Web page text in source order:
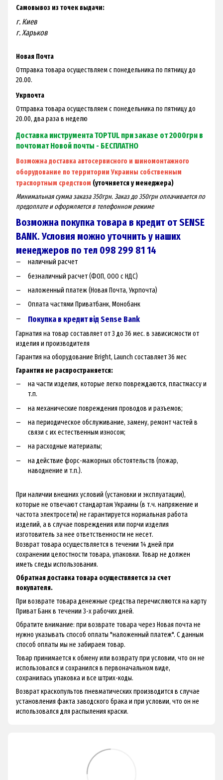
Самовывоз из точек выдачи:
г. Киев
г. Харьков
Новая Почта
Отправка товара осуществляем с понедельника по пятницу до
20.00.
Укрпочта
Отправка товара осуществляем с понедельника по пятницу до
20.00, два раза в неделю
Доставка инструмента TOPTUL при заказе от 2000грн в
почтомат Новой почты - БЕСПЛАТНО
Возможна доставка автосервисного и шиномонтажного
оборудование по территории Украины собственным
траспортным средством (уточняется у менеджера)
Минимальная сумма заказа 350грн. Заказ до 350грн оплачивается по
предоплате и оформляется в телефонном режиме
Возможна покупка товара в кредит от SENSE
BANK. Условия можно уточнить у наших
менеджеров по тел 098 299 81 14
наличный расчет
безналичный расчет (ФОП, ООО с НДС)
наложенный платеж (Новая Почта, Укрпочта)
Оплата частями Приватбанк, Монобанк
Покупка в кредит від Sense Bank
Гарнатия на товар составляет от 3 до 36 мес. в зависисмости от
изделия и производителя
Гарантия на оборудование Bright, Launch составляет 36 мес
Гарантия не распространяется:
на части изделия, которые легко повреждаются, пластмассу и
т.п.
на механические повреждения проводов и разъемов;
на периодическое обслуживание, замену, ремонт частей в
связи с их естественным износом;
на расходные материалы;
на действие форс-мажорных обстоятельств (пожар,
наводнение и т.п.).
При наличии внешних условий (установки и эксплуатации),
которые не отвечают стандартам Украины (в т.ч. напряжение и
частота электросети) не гарантируется нормальная работа
изделий, а в случае повреждения или порчи изделия
изготовитель за нее ответственности не несет.
Возврат товара осуществляется в течении 14 дней при
сохранении целостности товара, упаковки. Товар не должен
иметь следы использования.
Обратная доставка товара осуществляется за счет
покупателя.
При возврате товара денежные средства перечисляются на карту
Приват Банк в течении 3-х рабочих дней.
Обратите внимание: при возврате товара через Новая почта не
нужно указывать способ оплаты "наложенный платеж". С данным
способ оплаты мы не забираем товар.
Товар принимается к обмену или возврату при условии, что он не
использовался и сохранился в первоначальном виде,
сохранилась упаковка и все штрих-коды.
Возврат краскопультов пневматических производится в случае
установления факта заводского брака и при условии, что он не
использовался для распыления краски.